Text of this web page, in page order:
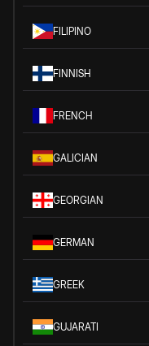
FILIPINO
FINNISH
FRENCH
GALICIAN
GEORGIAN
GERMAN
GREEK
GUJARATI